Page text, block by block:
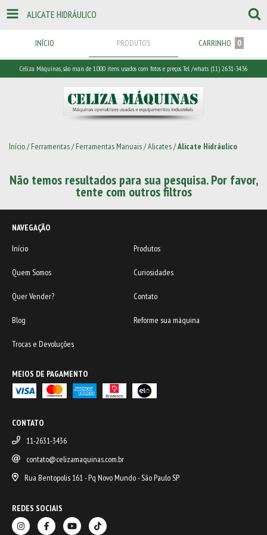
ALICATE HIDRÁULICO
INÍCIO PRODUTOS CARRINHO 0
Celiza Máquinas, são mais de 1.000 itens usados com fotos e preços. Tel /whats (11) 2631-3436
Início/ Ferramentas/ Ferramentas Manuais/Alicates/Alicate Hidráulico
Não temos resultados para sua pesquisa. Por favor,
tente com outros filtros
NAVEGAÇÃO
Início
Produtos
Quem Somos Curiosidades
Quer Vender? Contato
Blog Reforme sua máquina
Trocas e Devoluções
MEIOS DE PAGAMENTO
CONTATO
11-2631-3436
contato@celizamaquinas.com.br
Rua Bentopolis 161 - Pq Novo Mundo - São Paulo SP
REDES SOCIAIS